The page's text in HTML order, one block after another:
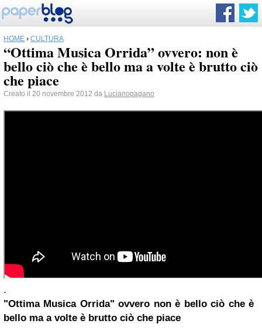
HOME › CULTURA
“Ottima Musica Orrida” ovvero: non è
bello ciò che è bello ma a volte è brutto ciò
che piace
Creato il 20 novembre 2012 da Lucianopagano
.
"Ottima Musica Orrida" ovvero non è bello ciò che è
bello ma a volte è brutto ciò che piace